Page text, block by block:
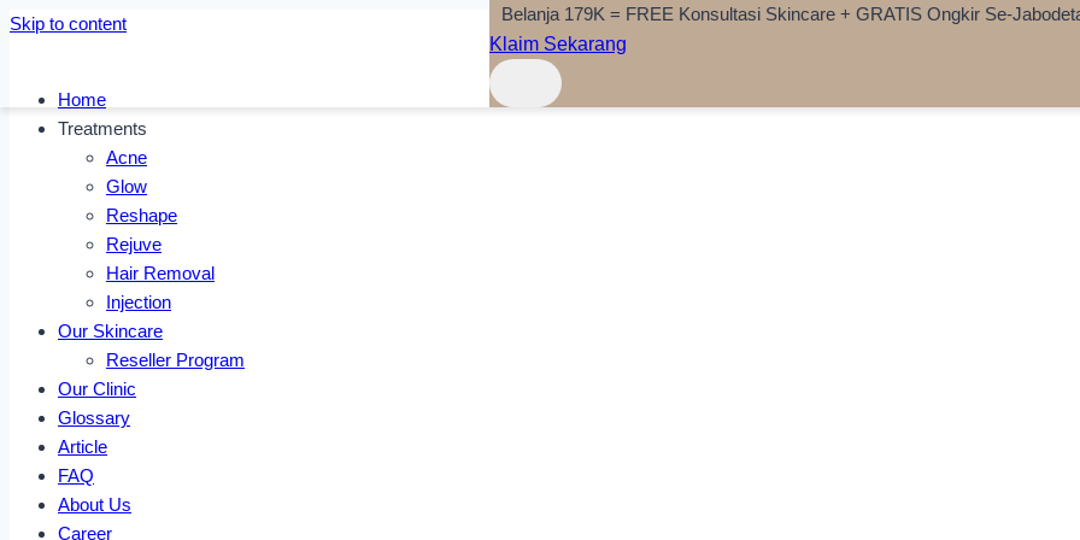
Skip to content
Home
Treatments
Acne
Glow
Reshape
Rejuve
Hair Removal
Injection
Our Skincare
Reseller Program
Our Clinic
Glossary
Article
FAQ
About Us
Career
Belanja 179K = FREE Konsultasi Skincare + GRATIS Ongkir Se-
Klaim Sekarang